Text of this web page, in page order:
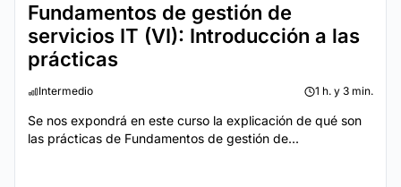
Fundamentos de gestión de
servicios IT (VI): Introducción a las
prácticas
Intermedio 1 h. y 3 min.
Se nos expondrá en este curso la explicación de qué son
las prácticas de Fundamentos de gestión de...